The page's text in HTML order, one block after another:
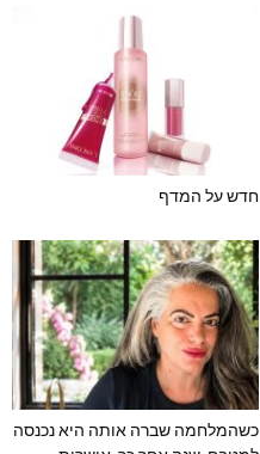
חדש על המדף
כשהמלחמה שברה אותה היא נכנסה